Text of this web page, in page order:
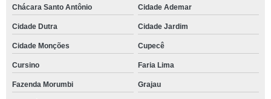
Chácara Santo Antônio Cidade Ademar
Cidade Dutra Cidade Jardim
Cidade Monções Cupecê
Cursino Faria Lima
Fazenda Morumbi Grajau